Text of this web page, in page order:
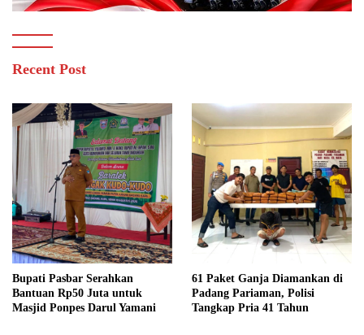
Recent Post
Bupati Pasbar Serahkan
Bantuan Rp50 Juta untuk
Masjid Ponpes Darul Yamani
61 Paket Ganja Diamankan di
Padang Pariaman, Polisi
Tangkap Pria 41 Tahun